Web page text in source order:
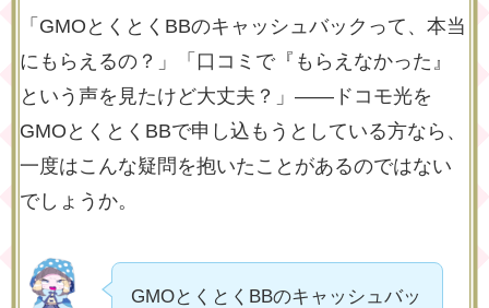
「GMOとくとくBBのキャッシュバックって、本当
にもらえるの？」「口コミで『もらえなかった』
という声を見たけど大丈夫？」――ドコモ光を
GMOとくとくBBで申し込もうとしている方なら、
一度はこんな疑問を抱いたことがあるのではない
でしょうか。
GMOとくとくBBのキャッシュバッ